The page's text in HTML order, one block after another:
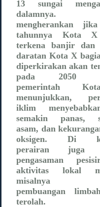
13 sungai
dalamnya.
mengherankan
tahunnya Kota X
terkena banjir dan
daratan Kota X
diperkirakan akan
pada 2050
pemerintah
menunjukkan,
iklim
semakin panas,
asam, dan
oksigen. Di
perairan juga
pengasaman
aktivitas lokal
misalnya
pembuangan
terolah.